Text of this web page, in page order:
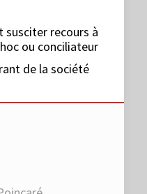
susciter recours à
ou conciliateur
de la société